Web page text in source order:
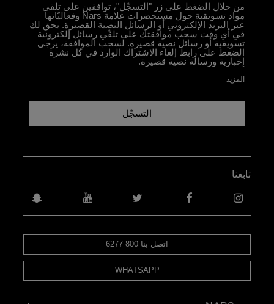
من خلال الضغط على زر "التسجّل"، توافقين على تلقي
مواد تسويقية حول مستحضرات علامة Nars وفعاليّاتها
عبر البريد الإلكتروني أو الرسائل النصية القصيرة. يحق لك
في أي وقت سحب موافقتك على تلقّي رسائل إلكترونية
تسويقية أو رسائل نصية قصيرة. لسحب الموافقة، يرجى
الضغط على رابط إلغاء الاشتراك الوارد في كل نشرة
إخبارية ورسالة نصية قصيرة.
المزيد
التسجّل
اتصل بنا 800 6277
WHATSAPP
تابعنا